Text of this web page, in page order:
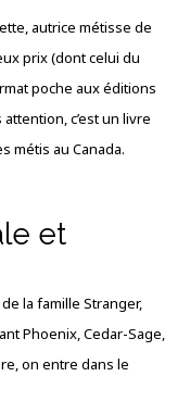
autrice métisse de
prix (dont celui du
poche aux éditions
c’est un livre
métis au Canada.
et
la famille Stranger,
Phoenix, Cedar-Sage,
on entre dans le